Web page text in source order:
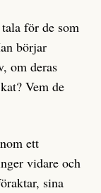
för de som
börjar
om deras
Vem de
ett
vidare och
sina